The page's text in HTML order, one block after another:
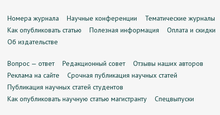
Номера журнала Научные конференции
Тематические журналы
Как опубликовать статью
Полезная информация
Оплата и скидки
Об издательстве
Вопрос — ответ Редакционный совет
Отзывы наших авторов
Реклама на сайте
Срочная публикация научных статей
Публикация научных статей студентов
Как опубликовать научную статью магистранту
Спецвыпуски